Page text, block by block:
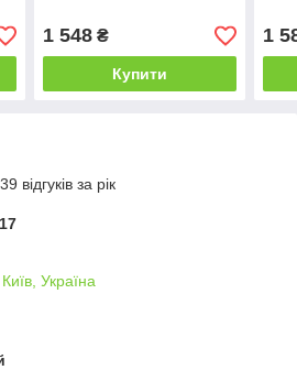
1 548₴
Купити
1
відгуків за рік
Україна